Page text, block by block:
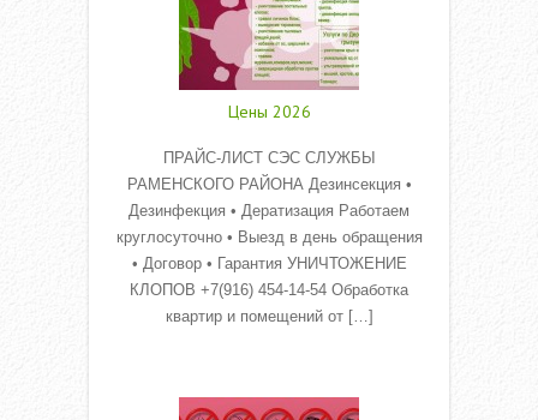
Цены 2026
ПРАЙС-ЛИСТ СЭС СЛУЖБЫ
РАМЕНСКОГО РАЙОНА Дезинсекция •
Дезинфекция • Дератизация Работаем
круглосуточно • Выезд в день обращения
• Договор • Гарантия УНИЧТОЖЕНИЕ
КЛОПОВ +7(916) 454-14-54 Обработка
квартир и помещений от […]